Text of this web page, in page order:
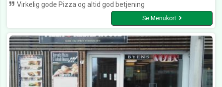
Virkelig gode Pizza og altid god betjening
Se Menukort